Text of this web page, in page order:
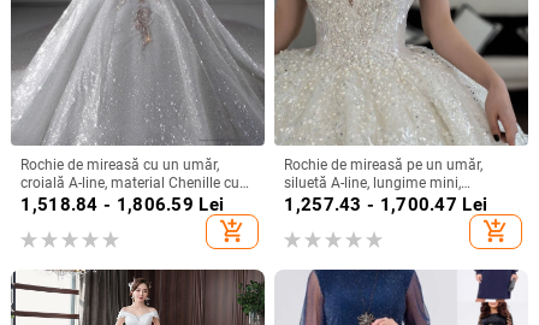
Rochie de mireasă cu un umăr,
croială A-line, material Chenille cu
Spandex, talie înaltă
1,518.84 - 1,806.59 Lei
add_shopping_cart
Rochie de mireasă pe un umăr,
siluetă A-line, lungime mini,
țesătură chenille cu spandex,
primăvara 2024
1,257.43 - 1,700.47 Lei
add_shopping_cart